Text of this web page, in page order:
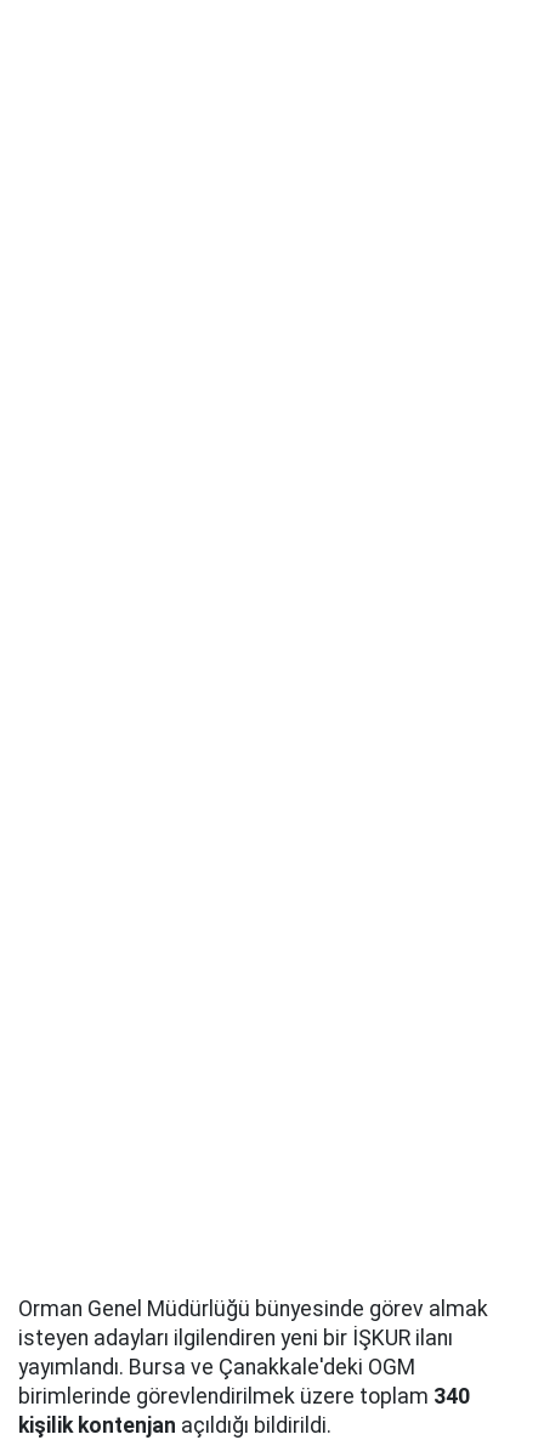
Orman Genel Müdürlüğü bünyesinde görev almak
isteyen adayları ilgilendiren yeni bir İŞKUR ilanı
yayımlandı. Bursa ve Çanakkale'deki OGM
birimlerinde görevlendirilmek üzere toplam 340
kişilik kontenjan açıldığı bildirildi.